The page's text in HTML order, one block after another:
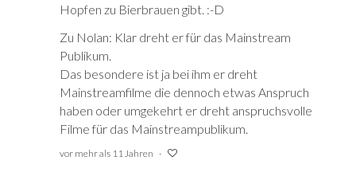
Hopfen zu Bierbrauen gibt. :-D
Zu Nolan: Klar dreht er für das Mainstream
Publikum.
Das besondere ist ja bei ihm er dreht
Mainstreamfilme die dennoch etwas Anspruch
haben oder umgekehrt er dreht anspruchsvolle
Filme für das Mainstreampublikum.
vor mehr als 11 Jahren